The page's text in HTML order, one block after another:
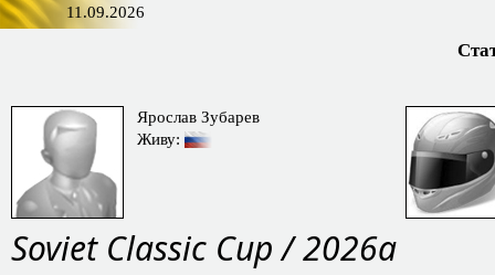
11.09.2026
Ярослав Зубарев
Живу:
Soviet Classic Cup / 2026a